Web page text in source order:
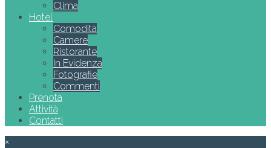
Clima
Hotel
Comodità
Camere
Ristorante
In Evidenza
Fotografie
Commenti
Prenota
Attività
Contatti
×